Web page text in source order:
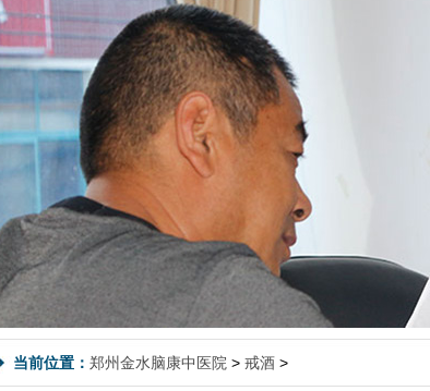
当前位置： 郑州金水脑康中医院 > 戒酒 >